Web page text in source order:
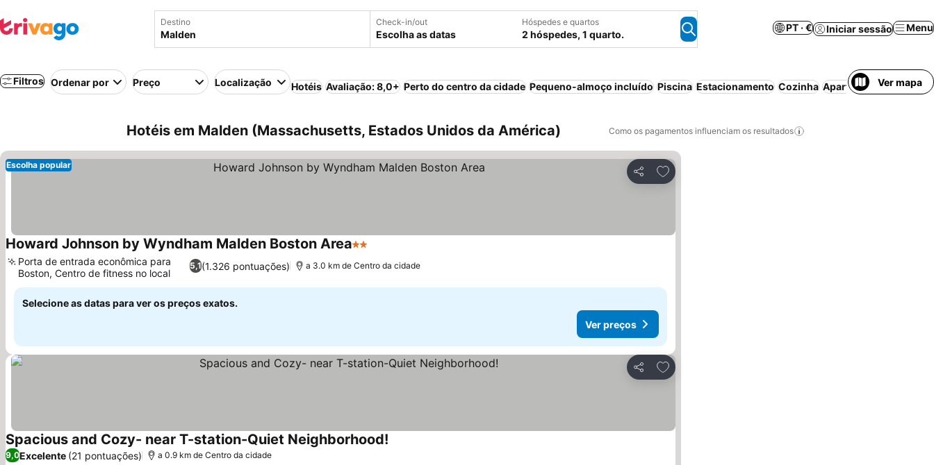
Destino Check-in/out
Escolha as datas
Hóspedes e quartos
2 hóspedes, 1 quarto.
PT · € Iniciar sessão Menu
Filtros Ordenar por Preço Localização Hotéis Avaliação: 8,0+ Perto do centro da cidade Pequeno-almoço incluído Piscina Estacionamento Cozinha Aparthotel Animais
Ver mapa
Hotéis em Malden (Massachusetts, Estados Unidos da América) Como os pagamentos influenciam os resultados
Partilhar
Adicionar aos favoritos
Escolha popular
Howard Johnson by Wyndham Malden Boston Area2 Estrelas
5,1(1.326 pontuações)
Porta de entrada econômica para
Boston, Centro de fitness no local
a 3.0 km de Centro da cidade
Selecione as datas para ver os preços exatos.
Ver preços
Partilhar
Adicionar aos favoritos
Spacious and Cozy- near T-station-Quiet Neighborhood!
9,0Excelente (21 pontuações) a 0.9 km de Centro da cidade